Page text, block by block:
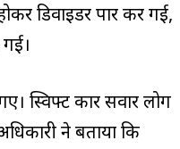
डिवाइडर पार कर गई,
स्विफ्ट कार सवार लोग
ने बताया कि